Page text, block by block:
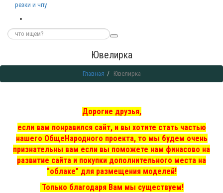
резки и чпу
Ювелирка
Главная Ювелирка
Дорогие друзья,
если вам понравился сайт, и вы хотите стать частью
нашего ОбщеНародного проекта, то мы будем очень
признательны вам если вы поможете нам финасово на
развитие сайта и покупки дополнительного места на
"облаке" для размещения моделей!
Только благодаря Вам мы существуем!